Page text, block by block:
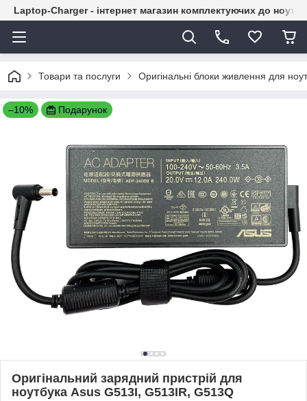
Laptop-Charger - інтернет магазин комплектуючих до
Товари та послуги Оригінальні блоки живлення для
–10% Подарунок
Оригінальний зарядний пристрій для
ноутбука Asus G513I, G513IR, G513Q